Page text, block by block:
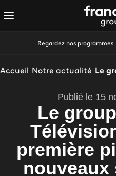
Regardez nos programmes
Accueil Notre actualité
Publié le 15
Le
première